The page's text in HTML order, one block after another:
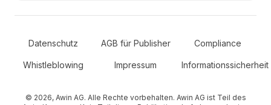
Secondary Footer Navigation
Datenschutz AGB für Publisher Compliance
Whistleblowing Impressum Informationssicherheit
© 2026, Awin AG. Alle Rechte vorbehalten. Awin AG ist Teil des